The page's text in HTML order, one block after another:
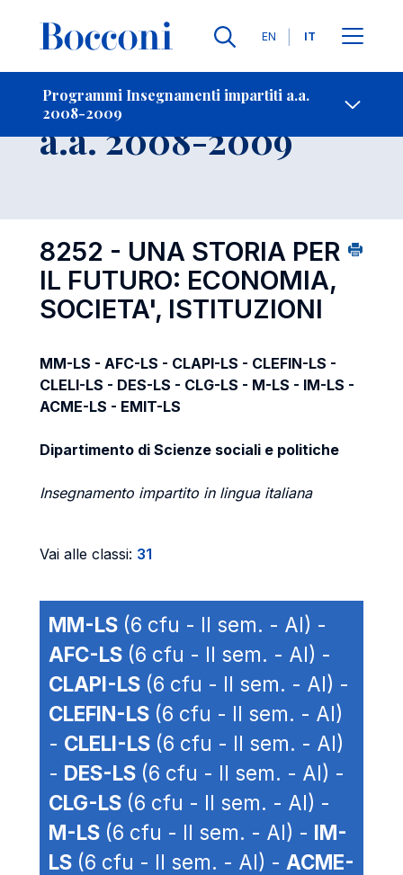
Lingue
EN IT
Programmi Insegnamenti impartiti a.a.
2008-2009
-
Insegnamento
a.a. 2008-2009
8252 - UNA STORIA PER
IL FUTURO: ECONOMIA,
SOCIETA', ISTITUZIONI
MM-LS - AFC-LS - CLAPI-LS - CLEFIN-LS -
CLELI-LS - DES-LS - CLG-LS - M-LS - IM-LS -
ACME-LS - EMIT-LS
Dipartimento di Scienze sociali e politiche
Insegnamento impartito in lingua italiana
Vai alle classi: 31
MM-LS (6 cfu - II sem. - AI) -
AFC-LS (6 cfu - II sem. - AI) -
CLAPI-LS (6 cfu - II sem. - AI) -
CLEFIN-LS (6 cfu - II sem. - AI)
- CLELI-LS (6 cfu - II sem. - AI)
- DES-LS (6 cfu - II sem. - AI) -
CLG-LS (6 cfu - II sem. - AI) -
M-LS (6 cfu - II sem. - AI) - IM-
LS (6 cfu - II sem. - AI) - ACME-